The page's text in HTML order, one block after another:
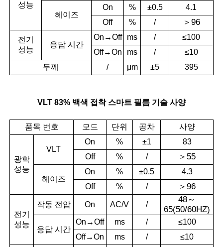
성능
헤이즈
On % ±0.5
4.1
Off
% / ＞ 96
전기
성능
응답 시간
On→Off ms /
≤100
Off→On
ms /
≤10
두께
/ μm ±5 395
VLT 83% 백색 접착 스마트 필름 기술 사양
품목 번호 모드 단위 공차 사양
광학
성능
VLT
On % ±1
83
Off
% / ＞ 55
헤이즈
On % ±0.5
4.3
Off
% / ＞96
전기
성능
작동 전압 On AC/V /
48～
65(50/60HZ)
응답 시간
On→Off ms /
≤100
Off→On
ms / ≤10